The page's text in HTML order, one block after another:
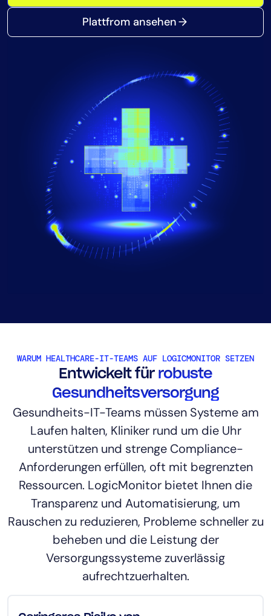
Plattfrom ansehen
WARUM HEALTHCARE-IT-TEAMS AUF LOGICMONITOR SETZEN
Entwickelt für robuste
Gesundheitsversorgung
Gesundheits-IT-Teams müssen Systeme am
Laufen halten, Kliniker rund um die Uhr
unterstützen und strenge Compliance-
Anforderungen erfüllen, oft mit begrenzten
Ressourcen. LogicMonitor bietet Ihnen die
Transparenz und Automatisierung, um
Rauschen zu reduzieren, Probleme schneller zu
beheben und die Leistung der
Versorgungssysteme zuverlässig
aufrechtzuerhalten.